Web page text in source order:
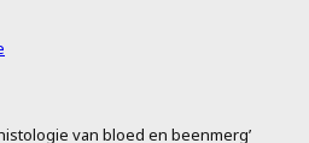
van bloed en beenmerg’